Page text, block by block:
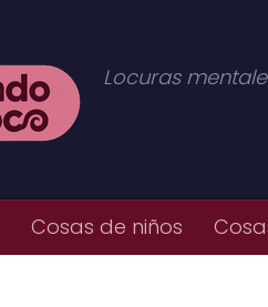
Locuras
Cosas de niños